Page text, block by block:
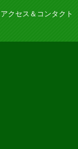
アクセス＆コンタクト